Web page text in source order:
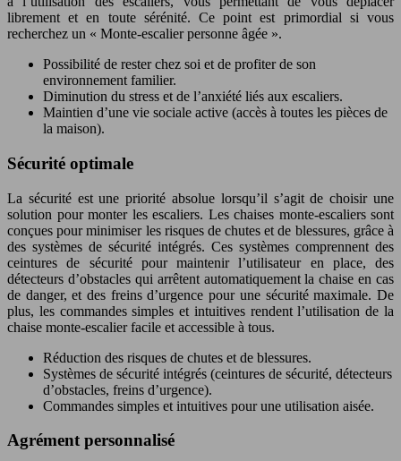
librement et en toute sérénité. Ce point est primordial si vous
recherchez un « Monte-escalier personne âgée ».
Possibilité de rester chez soi et de profiter de son
environnement familier.
Diminution du stress et de l’anxiété liés aux escaliers.
Maintien d’une vie sociale active (accès à toutes les pièces de
la maison).
Sécurité optimale
La sécurité est une priorité absolue lorsqu’il s’agit de choisir une
solution pour monter les escaliers. Les chaises monte-escaliers sont
conçues pour minimiser les risques de chutes et de blessures, grâce à
des systèmes de sécurité intégrés. Ces systèmes comprennent des
ceintures de sécurité pour maintenir l’utilisateur en place, des
détecteurs d’obstacles qui arrêtent automatiquement la chaise en cas
de danger, et des freins d’urgence pour une sécurité maximale. De
plus, les commandes simples et intuitives rendent l’utilisation de la
chaise monte-escalier facile et accessible à tous.
Réduction des risques de chutes et de blessures.
Systèmes de sécurité intégrés (ceintures de sécurité, détecteurs
d’obstacles, freins d’urgence).
Commandes simples et intuitives pour une utilisation aisée.
Agrément personnalisé